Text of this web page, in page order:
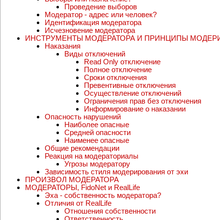
Кто может быть модератором?
Выборы или назначение?
Проведение выборов
Модератор - адрес или человек?
Идентификация модератора
Исчезновение модератора
ИНСТРУМЕНТЫ МОДЕРАТОРА И ПРИНЦИПЫ
Наказания
Виды отключений
Read Only отключение
Полное отключение
Сроки отключения
Превентивные отключения
Осуществление отключений
Ограничения прав без отключения
Информирование о наказании
Опасность нарушений
Наиболее опасные
Средней опасности
Наименее опасные
Общие рекомендации
Реакция на модераториалы
Угрозы модератору
Зависимость стиля модерирования от эхи
ПРОИЗВОЛ МОДЕРАТОРА
МОДЕРАТОРЫ, FidoNet и RealLife
Эха - собственность модератора?
Отличия от RealLife